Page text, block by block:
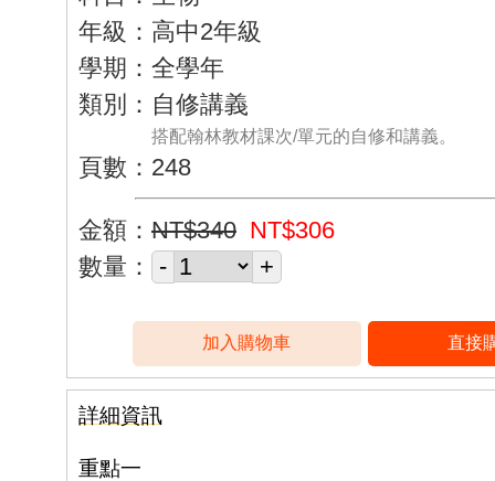
年級：高中2年級
學期：全學年
類別：自修講義
搭配翰林教材課次/單元的自修和講義。
頁數：248
金額： NT$340 NT$306
數量：
詳細資訊
重點一